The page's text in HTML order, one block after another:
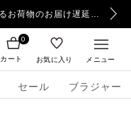
【重要】令和8年熊本地震の影響によるお荷物のお届け遅延について
セール ブラジャー
カート
0
お気に入り メニュー